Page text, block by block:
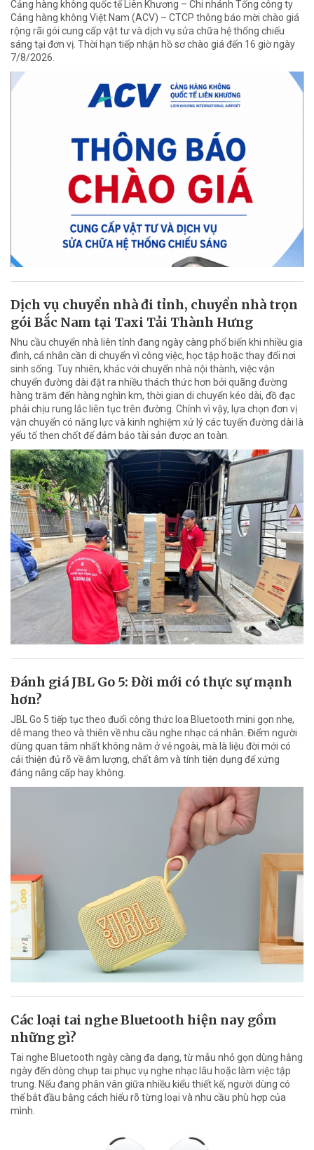
Cảng hàng không quốc tế Liên Khương – Chi nhánh Tổng công ty
Cảng hàng không Việt Nam (ACV) – CTCP thông báo mời chào giá
rộng rãi gói cung cấp vật tư và dịch vụ sửa chữa hệ thống chiếu
sáng tại đơn vị. Thời hạn tiếp nhận hồ sơ chào giá đến 16 giờ ngày
7/8/2026.
Dịch vụ chuyển nhà đi tỉnh, chuyển nhà trọn
gói Bắc Nam tại Taxi Tải Thành Hưng
Nhu cầu chuyển nhà liên tỉnh đang ngày càng phổ biến khi nhiều gia
đình, cá nhân cần di chuyển vì công việc, học tập hoặc thay đổi nơi
sinh sống. Tuy nhiên, khác với chuyển nhà nội thành, việc vận
chuyển đường dài đặt ra nhiều thách thức hơn bởi quãng đường
hàng trăm đến hàng nghìn km, thời gian di chuyển kéo dài, đồ đạc
phải chịu rung lắc liên tục trên đường. Chính vì vậy, lựa chọn đơn vị
vận chuyển có năng lực và kinh nghiệm xử lý các tuyến đường dài là
yếu tố then chốt để đảm bảo tài sản được an toàn.
Đánh giá JBL Go 5: Đời mới có thực sự mạnh
hơn?
JBL Go 5 tiếp tục theo đuổi công thức loa Bluetooth mini gọn nhẹ,
dễ mang theo và thiên về nhu cầu nghe nhạc cá nhân. Điểm người
dùng quan tâm nhất không nằm ở vẻ ngoài, mà là liệu đời mới có
cải thiện đủ rõ về âm lượng, chất âm và tính tiện dụng để xứng
đáng nâng cấp hay không.
Các loại tai nghe Bluetooth hiện nay gồm
những gì?
Tai nghe Bluetooth ngày càng đa dạng, từ mẫu nhỏ gọn dùng hằng
ngày đến dòng chụp tai phục vụ nghe nhạc lâu hoặc làm việc tập
trung. Nếu đang phân vân giữa nhiều kiểu thiết kế, người dùng có
thể bắt đầu bằng cách hiểu rõ từng loại và nhu cầu phù hợp của
mình.